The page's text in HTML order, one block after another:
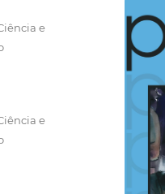
e
e